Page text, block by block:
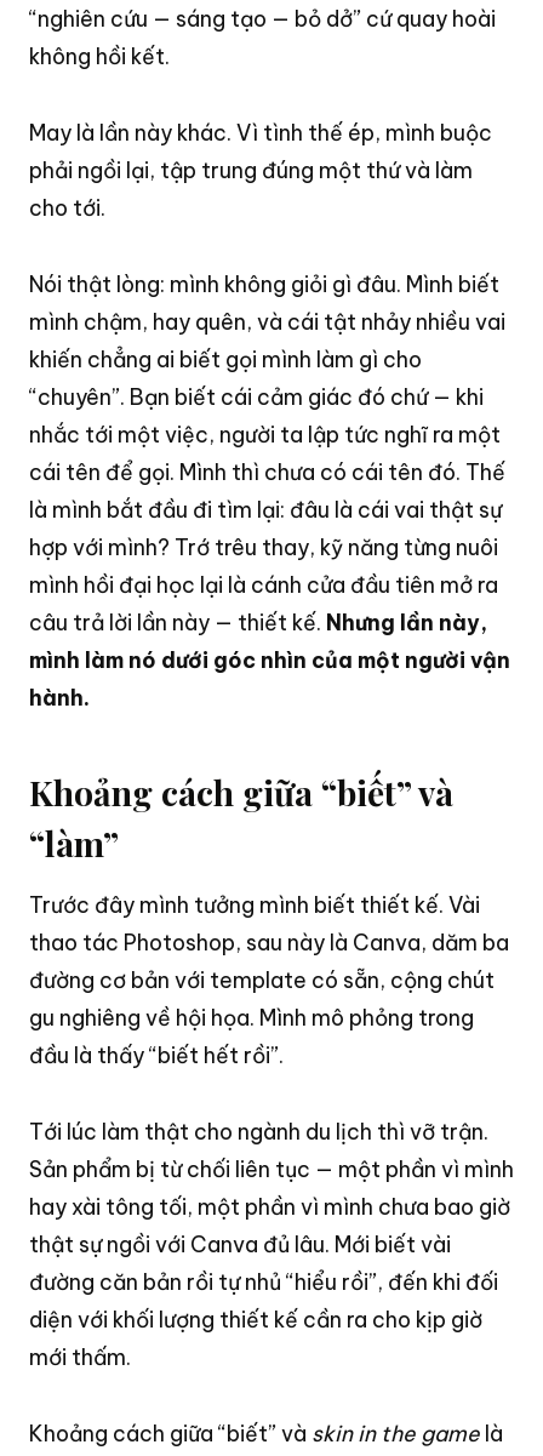
“nghiên cứu — sáng tạo — bỏ dở” cứ quay hoài
không hồi kết.
May là lần này khác. Vì tình thế ép, mình buộc
phải ngồi lại, tập trung đúng một thứ và làm
cho tới.
Nói thật lòng: mình không giỏi gì đâu. Mình biết
mình chậm, hay quên, và cái tật nhảy nhiều vai
khiến chẳng ai biết gọi mình làm gì cho
“chuyên”. Bạn biết cái cảm giác đó chứ — khi
nhắc tới một việc, người ta lập tức nghĩ ra một
cái tên để gọi. Mình thì chưa có cái tên đó. Thế
là mình bắt đầu đi tìm lại: đâu là cái vai thật sự
hợp với mình? Trớ trêu thay, kỹ năng từng nuôi
mình hồi đại học lại là cánh cửa đầu tiên mở ra
câu trả lời lần này — thiết kế. Nhưng lần này,
mình làm nó dưới góc nhìn của một người vận
hành.
Khoảng cách giữa “biết” và
“làm”
Trước đây mình tưởng mình biết thiết kế. Vài
thao tác Photoshop, sau này là Canva, dăm ba
đường cơ bản với template có sẵn, cộng chút
gu nghiêng về hội họa. Mình mô phỏng trong
đầu là thấy “biết hết rồi”.
Tới lúc làm thật cho ngành du lịch thì vỡ trận.
Sản phẩm bị từ chối liên tục — một phần vì mình
hay xài tông tối, một phần vì mình chưa bao giờ
thật sự ngồi với Canva đủ lâu. Mới biết vài
đường căn bản rồi tự nhủ “hiểu rồi”, đến khi đối
diện với khối lượng thiết kế cần ra cho kịp giờ
mới thấm.
Khoảng cách giữa “biết” và skin in the game là